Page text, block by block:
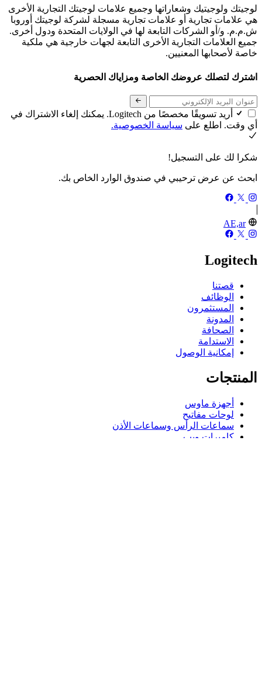
لوجيتك ولوجيتيك وشعاراتها وجميع علامات لوجيتك التجارية الأخرى
هي علامات تجارية أو علامات تجارية مسجلة لشركة لوجيتك أوروبا
ش.م.م. و/أو الشركات التابعة لها في الولايات المتحدة ودول أخرى.
جميع العلامات التجارية الأخرى التابعة لجهات خارجية هي ملكية
خاصة لأصحابها المعنيين.
اشترك لتصلك عروضك الخاصة ومزاياك الحصرية
أريد تسويقًا مخصصًا من Logitech. يمكنك إلغاء الاشتراك في
أي وقت. اطلع على سياسة الخصوصية.
شكرا لك على التسجيل!
ابحث عن عرض ترحيبي في صندوق الوارد الخاص بك.
AE,ar
Logitech
قصتنا
الوظائف
المستثمرون
المدونة
الصحافة
الاستدامة
إمكانية الوصول
المنتجات
أجهزة ماوس
لوحات مفاتيح
سماعات الرأس وسماعات الأذن
كاميرات ويب